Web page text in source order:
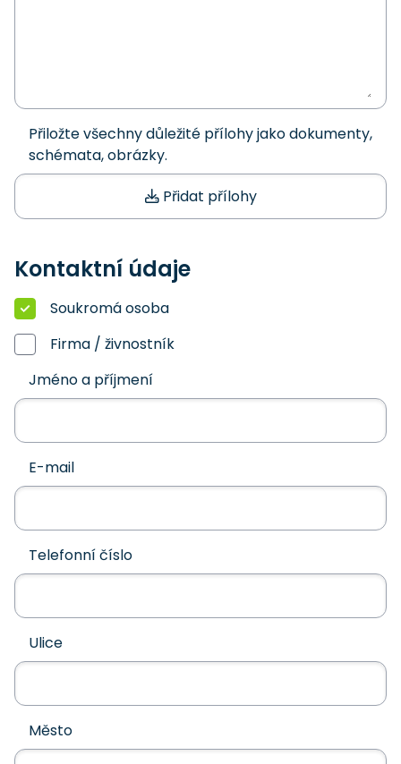
Přiložte všechny důležité přílohy jako dokumenty,
schémata, obrázky.
Přidat přílohy
Kontaktní údaje
Soukromá osoba
Firma / živnostník
Jméno a příjmení
E-mail
Telefonní číslo
Ulice
Město